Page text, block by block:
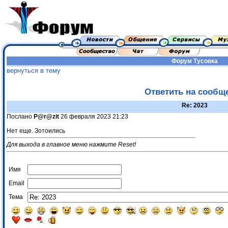
Форум Тусовка
вернуться в тему
Ответить на
Re: 2023
Послано P@r@zit 26 февраля 2023 21:23
Нет еще. Зотоились
Для выхода в главное меню нажмите Reset!
Имя
Email
Тема